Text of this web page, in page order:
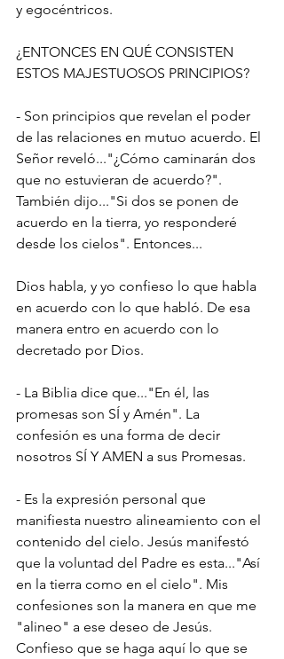
y egocéntricos.
¿ENTONCES EN QUÉ CONSISTEN
ESTOS MAJESTUOSOS PRINCIPIOS?
- Son principios que revelan el poder
de las relaciones en mutuo acuerdo. El
Señor reveló..."¿Cómo caminarán dos
que no estuvieran de acuerdo?".
También dijo..."Si dos se ponen de
acuerdo en la tierra, yo responderé
desde los cielos". Entonces...
Dios habla, y yo confieso lo que habla
en acuerdo con lo que habló. De esa
manera entro en acuerdo con lo
decretado por Dios.
- La Biblia dice que..."En él, las
promesas son SÍ y Amén". La
confesión es una forma de decir
nosotros SÍ Y AMEN a sus Promesas.
- Es la expresión personal que
manifiesta nuestro alineamiento con el
contenido del cielo. Jesús manifestó
que la voluntad del Padre es esta..."Así
en la tierra como en el cielo". Mis
confesiones son la manera en que me
"alineo" a ese deseo de Jesús.
Confieso que se haga aquí lo que se